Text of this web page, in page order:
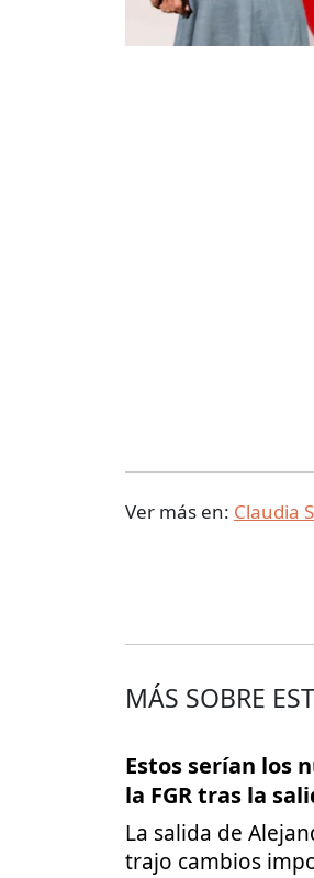
Ver más en: Claudia
MÁS SOBRE
Estos serían los
la FGR tras la
La salida de
trajo cambios